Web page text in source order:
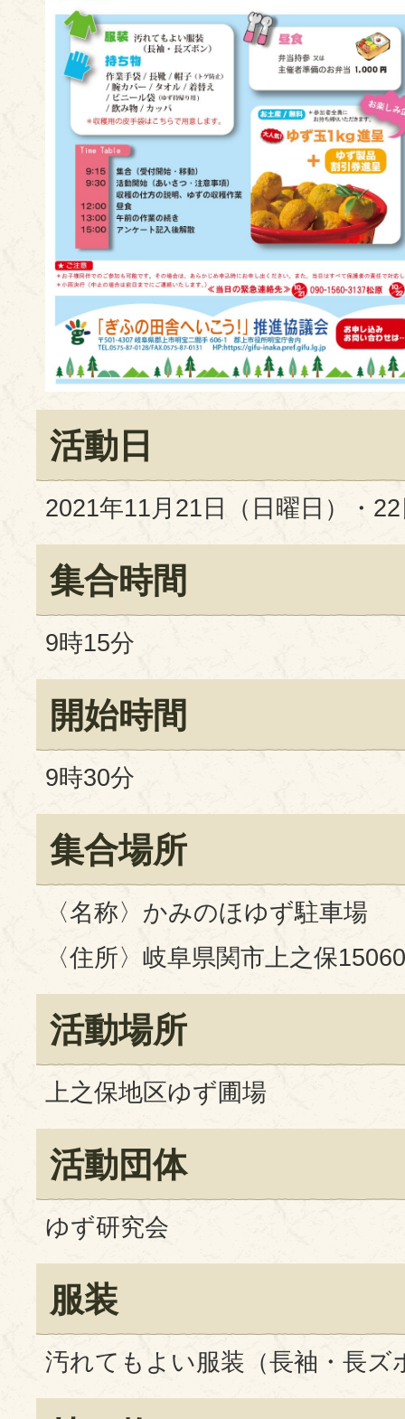
活動日
2021年11月21日（日曜日）・
集合時間
9時15分
開始時間
9時30分
集合場所
〈名称〉かみのほゆず駐車場
〈住所〉岐阜県関市上之保
活動場所
上之保地区ゆず圃場
活動団体
ゆず研究会
服装
汚れてもよい服装（長袖・長ズ